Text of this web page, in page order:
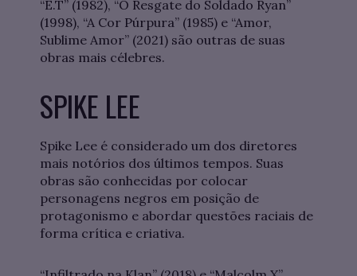
“E.T” (1982), “O Resgate do Soldado Ryan”
(1998), “A Cor Púrpura” (1985) e “Amor,
Sublime Amor” (2021) são outras de suas
obras mais célebres.
SPIKE LEE
Spike Lee é considerado um dos diretores
mais notórios dos últimos tempos. Suas
obras são conhecidas por colocar
personagens negros em posição de
protagonismo e abordar questões raciais de
forma crítica e criativa.